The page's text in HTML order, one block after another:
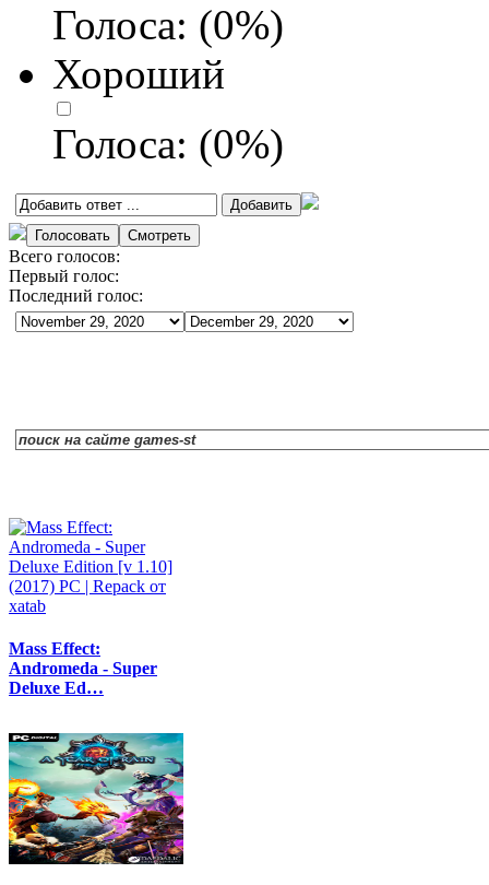
Голоса: (0%)
Хороший
Голоса: (0%)
Всего голосов:
Первый голос:
Последний голос:
Mass Effect:
Andromeda - Super
Deluxe Ed…